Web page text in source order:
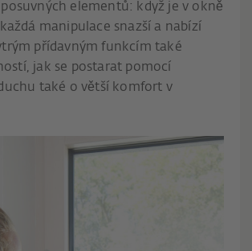
elementů: když je v okně
každá manipulace snazší a nabízí
přídavným funkcím také
jak se postarat pomocí
také o větší komfort v